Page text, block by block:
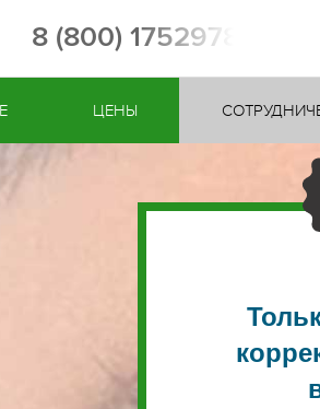
8 (800) 1752978
ЦЕНЫ